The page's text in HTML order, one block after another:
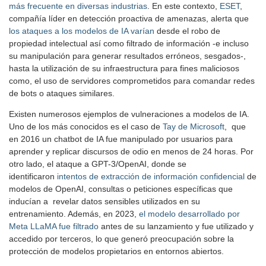
más frecuente en diversas industrias . En este contexto, ESET,
compañía líder en detección proactiva de amenazas, alerta que
los ataques a los modelos de IA varían desde el robo de
propiedad intelectual así como filtrado de información -e incluso
su manipulación para generar resultados erróneos, sesgados-,
hasta la utilización de su infraestructura para fines maliciosos
como, el uso de servidores comprometidos para comandar redes
de bots o ataques similares.
Existen numerosos ejemplos de vulneraciones a modelos de IA.
Uno de los más conocidos es el caso de Tay de Microsoft , que
en 2016 un chatbot de IA fue manipulado por usuarios para
aprender y replicar discursos de odio en menos de 24 horas. Por
otro lado, el ataque a GPT-3/OpenAI, donde se
identificaron intentos de extracción de información confidencial de
modelos de OpenAI, consultas o peticiones específicas que
inducían a revelar datos sensibles utilizados en su
entrenamiento. Además, en 2023, el modelo desarrollado por
Meta LLaMA fue filtrado antes de su lanzamiento y fue utilizado y
accedido por terceros, lo que generó preocupación sobre la
protección de modelos propietarios en entornos abiertos.